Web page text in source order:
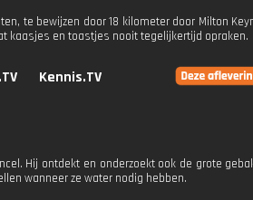
te bewijzen door 18 kilometer door Milton
kaasjes en toastjes nooit tegelijkertijd opraken.
Kennis.TV
Hij ontdekt en onderzoekt ook de grote
wanneer ze water nodig hebben.